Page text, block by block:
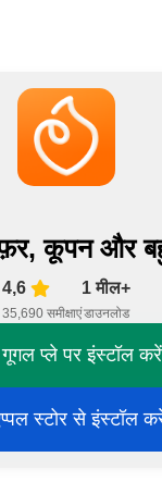
कूपन और
4,6
35,690 समीक्षाएं
1 मील+
डाउनलोड
गूगल प्ले पर इंस्टॉल करें
स्टोर से इंस्टॉल